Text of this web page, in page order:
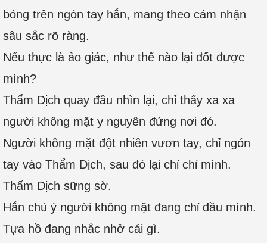
bỏng trên ngón tay hắn, mang theo cảm nhận
sâu sắc rõ ràng.
Nếu thực là ảo giác, như thế nào lại đốt được
mình?
Thẩm Dịch quay đầu nhìn lại, chỉ thấy xa xa
người không mặt y nguyên đứng nơi đó.
Người không mặt đột nhiên vươn tay, chỉ ngón
tay vào Thẩm Dịch, sau đó lại chỉ chỉ mình.
Thẩm Dịch sững sờ.
Hắn chú ý người không mặt đang chỉ đầu mình.
Tựa hồ đang nhắc nhở cái gì.